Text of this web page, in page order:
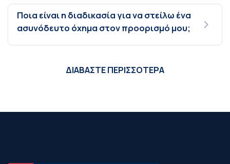
Ποια είναι η διαδικασία για να στείλω ένα
ασυνόδευτο όχημα στον προορισμό μου;
ΔΙΑΒΑΣΤΕ ΠΕΡΙΣΣΟΤΕΡΑ